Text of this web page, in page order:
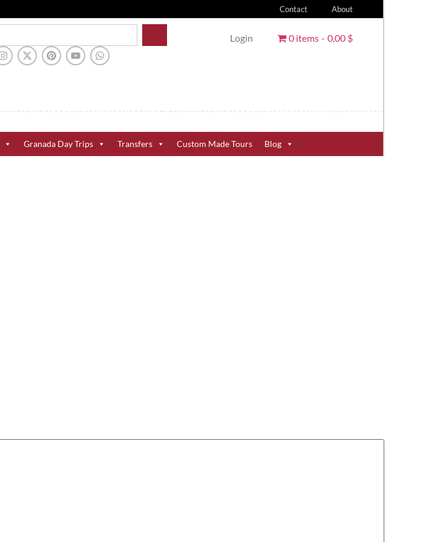
Contact About
Login 0 items 0,00 $
Granada Day Trips Transfers Custom Made Tours Blog